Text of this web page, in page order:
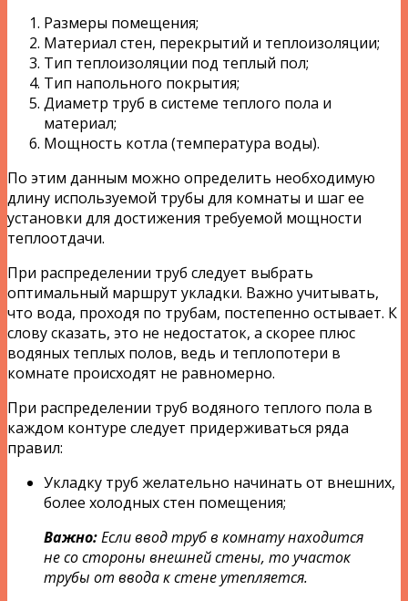
Размеры помещения;
Материал стен, перекрытий и теплоизоляции;
Тип теплоизоляции под теплый пол;
Тип напольного покрытия;
Диаметр труб в системе теплого пола и
материал;
Мощность котла (температура воды).
По этим данным можно определить необходимую
длину используемой трубы для комнаты и шаг ее
установки для достижения требуемой мощности
теплоотдачи.
При распределении труб следует выбрать
оптимальный маршрут укладки. Важно учитывать,
что вода, проходя по трубам, постепенно остывает. К
слову сказать, это не недостаток, а скорее плюс
водяных теплых полов, ведь и теплопотери в
комнате происходят не равномерно.
При распределении труб водяного теплого пола в
каждом контуре следует придерживаться ряда
правил:
Укладку труб желательно начинать от внешних,
более холодных стен помещения;
Важно:Если ввод труб в комнату находится
не со стороны внешней стены, то участок
трубы от ввода к стене утепляется.